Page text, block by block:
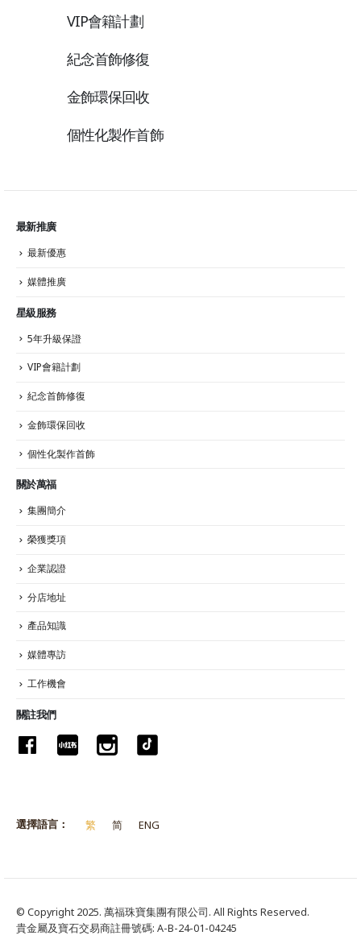
VIP會籍計劃
紀念首飾修復
金飾環保回收
個性化製作首飾
最新推廣
最新優惠
媒體推廣
星級服務
5年升級保證
VIP會籍計劃
紀念首飾修復
金飾環保回收
個性化製作首飾
關於萬福
集團簡介
榮獲獎項
企業認證
分店地址
產品知識
媒體專訪
工作機會
關註我們
選擇語言： 繁 简 ENG
© Copyright 2025. 萬福珠寶集團有限公司. All Rights Reserved.
貴金屬及寶石交易商註冊號碼: A-B-24-01-04245